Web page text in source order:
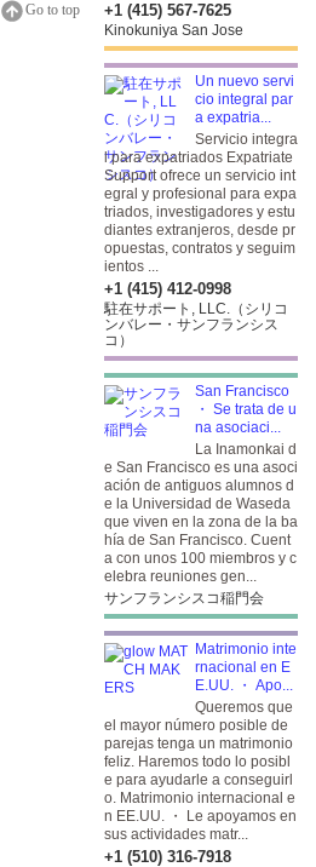
Go to top +1 (415) 567-7625
Kinokuniya San Jose
Un nuevo servi
cio integral par
a expatria...
Servicio integra
l para expatriados Expatriate
Support ofrece un servicio int
egral y profesional para expa
triados, investigadores y estu
diantes extranjeros, desde pr
opuestas, contratos y seguim
ientos ...
+1 (415) 412-0998
駐在サポート, LLC.（シリコ
ンバレー・サンフランシス
コ）
San Francisco
・ Se trata de u
na asociaci...
La Inamonkai d
e San Francisco es una asoci
ación de antiguos alumnos d
e la Universidad de Waseda
que viven en la zona de la ba
hía de San Francisco. Cuent
a con unos 100 miembros y c
elebra reuniones gen...
サンフランシスコ稲門会
Matrimonio inte
rnacional en E
E.UU. ・ Apo...
Queremos que
el mayor número posible de
parejas tenga un matrimonio
feliz. Haremos todo lo posibl
e para ayudarle a conseguirl
o. Matrimonio internacional e
n EE.UU. ・ Le apoyamos en
sus actividades matr...
+1 (510) 316-7918